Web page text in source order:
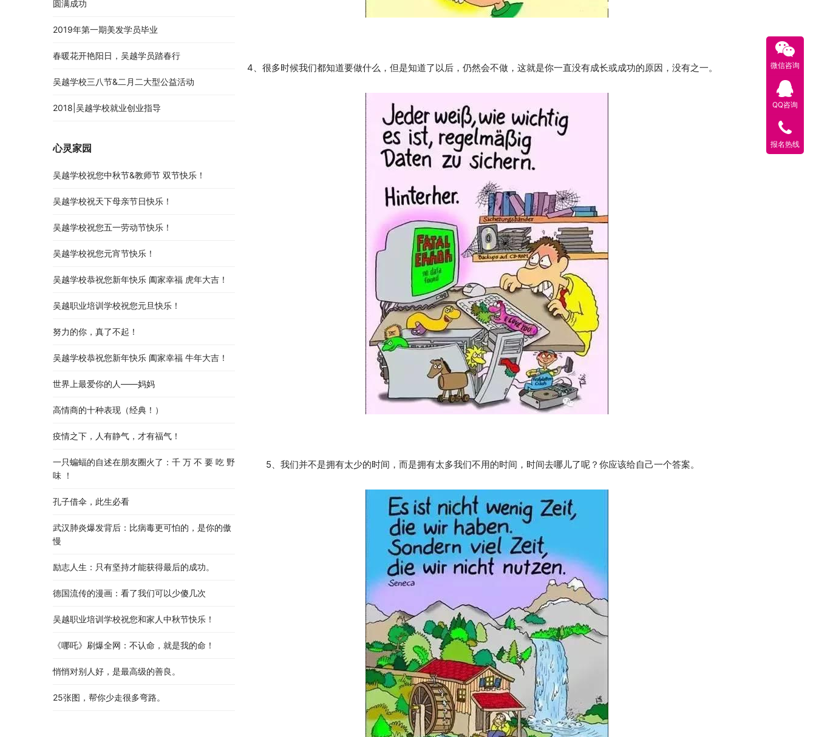
4、很多时候我们都知道要做什么，但是知道了以后，仍然会不做，这就是你一直没有成长或成功的原因，没有之一。
5、我们并不是拥有太少的时间，而是拥有太多我们不用的时间，时间去哪儿了呢？ 你应该给自己一个答案。
圆满成功
2019年第一期美发学员毕业
春暖花开艳阳日，吴越学员踏春行
吴越学校三八节&二月二大型公益活动
2018|吴越学校就业创业指导
心灵家园
吴越学校祝您中秋节&教师节 双节快乐！
吴越学校祝天下母亲节日快乐！
吴越学校祝您五一劳动节快乐！
吴越学校祝您元宵节快乐！
吴越学校恭祝您新年快乐 阖家幸福 虎年大吉！
吴越职业培训学校祝您元旦快乐！
努力的你，真了不起！
吴越学校恭祝您新年快乐 阖家幸福 牛年大吉！
世界上最爱你的人——妈妈
高情商的十种表现（经典！）
疫情之下，人有静气，才有福气！
一只蝙蝠的自述在朋友圈火了：千 万 不 要 吃 野
味 ！
孔子借伞，此生必看
武汉肺炎爆发背后：比病毒更可怕的，是你的傲
慢
励志人生：只有坚持才能获得最后的成功。
德国流传的漫画：看了我们可以少傻几次
吴越职业培训学校祝您和家人中秋节快乐​！​
《哪吒》刷爆全网：不认命，就是我的命！
悄悄对别人好，是最高级的善良。
25张图，帮你少走很多弯路。
微信咨询
QQ咨询
报名热线